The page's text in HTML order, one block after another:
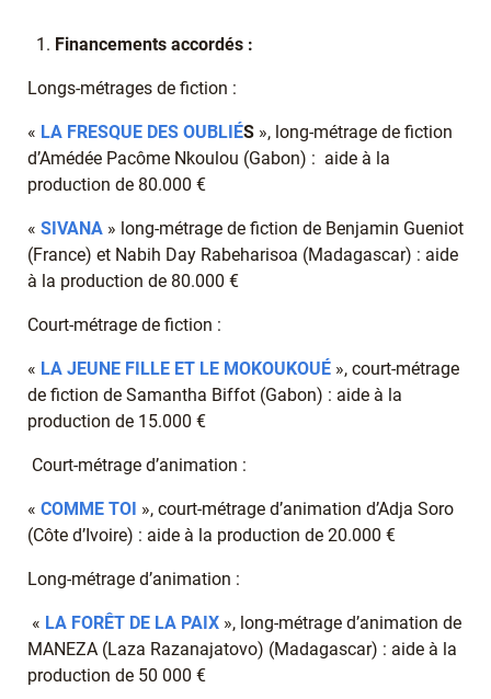
Financements accordés :
Longs-métrages de fiction :
« LA FRESQUE DES OUBLIÉS », long-métrage de fiction
d’Amédée Pacôme Nkoulou (Gabon) : aide à la
production de 80.000 €
« SIVANA » long-métrage de fiction de Benjamin Gueniot
(France) et Nabih Day Rabeharisoa (Madagascar) : aide
à la production de 80.000 €
Court-métrage de fiction :
« LA JEUNE FILLE ET LE MOKOUKOUÉ », court-métrage
de fiction de Samantha Biffot (Gabon) : aide à la
production de 15.000 €
Court-métrage d’animation :
« COMME TOI », court-métrage d’animation d’Adja Soro
(Côte d’Ivoire) : aide à la production de 20.000 €
Long-métrage d’animation :
« LA FORÊT DE LA PAIX », long-métrage d’animation de
MANEZA (Laza Razanajatovo) (Madagascar) : aide à la
production de 50 000 €